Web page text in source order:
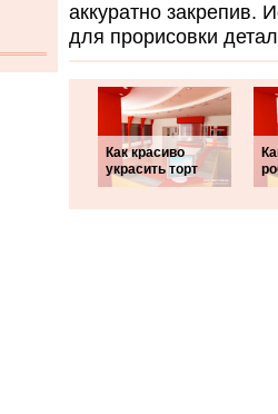
аккуратно закрепив.
для прорисовки
Как красиво
украсить торт